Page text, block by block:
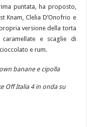
puntata, ha proposto,
Knam, Clelia D’Onofrio e
versione della torta
e scaglie di
e rum.
Off Italia 4 in onda su